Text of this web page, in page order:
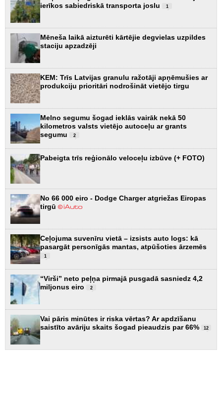
ierīkos sabiedriskā transporta joslu
1
Mēneša laikā aizturēti kārtējie degvielas uzpildes
staciju apzadzēji
KEM: Trīs Latvijas granulu ražotāji apņēmušies ar
produkciju prioritāri nodrošināt vietējo tirgu
Melno segumu šogad ieklās vairāk nekā 50
kilometros valsts vietējo autoceļu ar grants
segumu
2
Pabeigta trīs reģionālo veloceļu izbūve (+ FOTO)
No 66 000 eiro - Dodge Charger atgriežas Eiropas
tirgū
Ceļojuma suvenīru vietā – izsists auto logs: kā
pasargāt personīgās mantas, atpūšoties ārzemēs
1
“Virši” neto peļņa pirmajā pusgadā sasniedz 4,2
miljonus eiro
2
Vai pāris minūtes ir riska vērtas? Ar apdzīšanu
saistīto avāriju skaits šogad pieaudzis par 66%
12